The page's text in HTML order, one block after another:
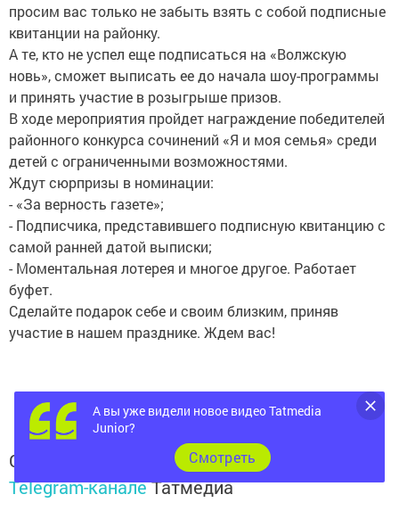
просим вас только не забыть взять с собой подписные
квитанции на районку.
А те, кто не успел еще подписаться на «Волжскую
новь», сможет выписать ее до начала шоу-программы
и принять участие в розыгрыше призов.
В ходе мероприятия пройдет награждение победителей
районного конкурса сочинений «Я и моя семья» среди
детей с ограниченными возможностями.
Ждут сюрпризы в номинации:
- «За верность газете»;
- Подписчика, представившего подписную квитанцию с
самой ранней датой выписки;
- Моментальная лотерея и многое другое. Работает
буфет.
Сделайте подарок себе и своим близким, приняв
участие в нашем празднике. Ждем вас!
Следите за самым важным и интересным в
Telegram-каналеТатмедиа
А вы уже видели новое видео Tatmedia
Junior?
Cмотреть